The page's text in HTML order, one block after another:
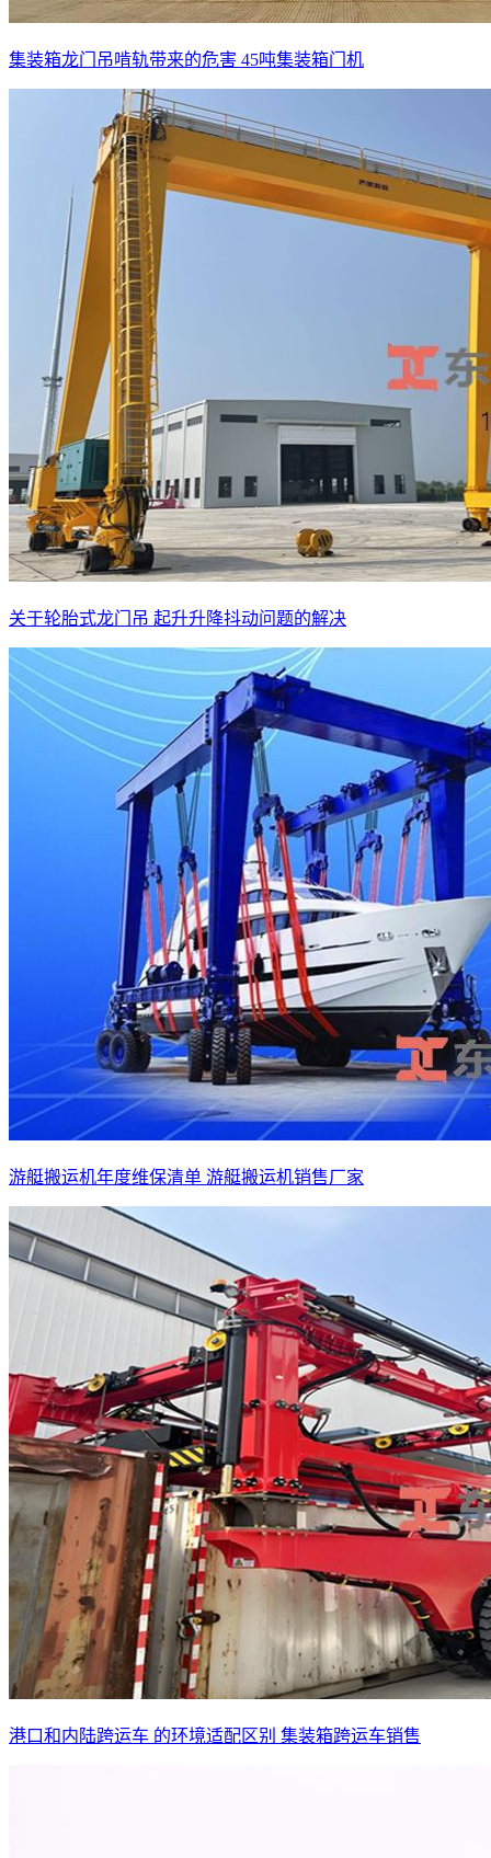
集装箱龙门吊啃轨带来的危害 45吨集装箱门机
关于轮胎式龙门吊 起升升降抖动问题的解决
游艇搬运机年度维保清单 游艇搬运机销售厂家
港口和内陆跨运车 的环境适配区别 集装箱跨运车销售